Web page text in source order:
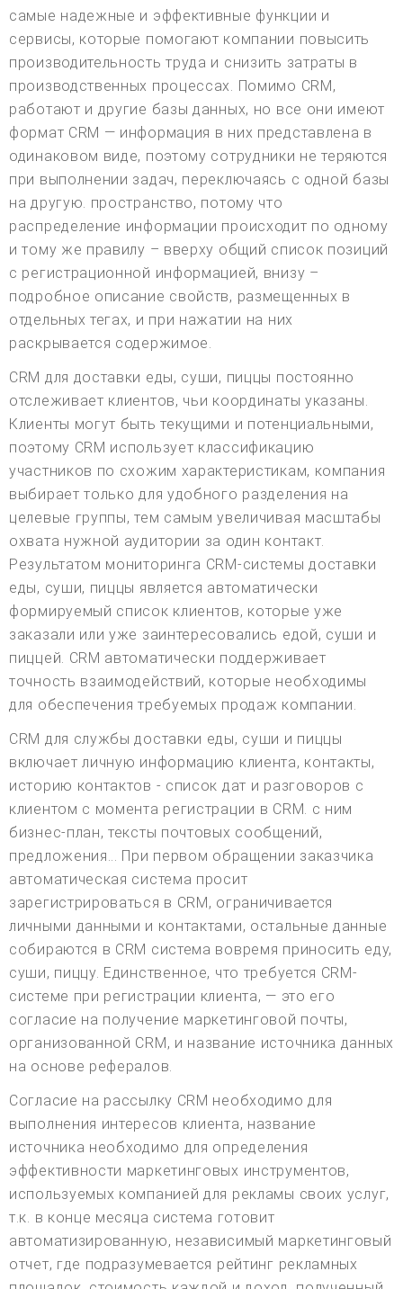
самые надежные и эффективные функции и
сервисы, которые помогают компании повысить
производительность труда и снизить затраты в
производственных процессах. Помимо CRM,
работают и другие базы данных, но все они имеют
формат CRM — информация в них представлена в
одинаковом виде, поэтому сотрудники не теряются
при выполнении задач, переключаясь с одной базы
на другую. пространство, потому что
распределение информации происходит по одному
и тому же правилу – вверху общий список позиций
с регистрационной информацией, внизу –
подробное описание свойств, размещенных в
отдельных тегах, и при нажатии на них
раскрывается содержимое.
CRM для доставки еды, суши, пиццы постоянно
отслеживает клиентов, чьи координаты указаны.
Клиенты могут быть текущими и потенциальными,
поэтому CRM использует классификацию
участников по схожим характеристикам, компания
выбирает только для удобного разделения на
целевые группы, тем самым увеличивая масштабы
охвата нужной аудитории за один контакт.
Результатом мониторинга CRM-системы доставки
еды, суши, пиццы является автоматически
формируемый список клиентов, которые уже
заказали или уже заинтересовались едой, суши и
пиццей. CRM автоматически поддерживает
точность взаимодействий, которые необходимы
для обеспечения требуемых продаж компании.
CRM для службы доставки еды, суши и пиццы
включает личную информацию клиента, контакты,
историю контактов - список дат и разговоров с
клиентом с момента регистрации в CRM. с ним
бизнес-план, тексты почтовых сообщений,
предложения... При первом обращении заказчика
автоматическая система просит
зарегистрироваться в CRM, ограничивается
личными данными и контактами, остальные данные
собираются в CRM система вовремя приносить еду,
суши, пиццу. Единственное, что требуется CRM-
системе при регистрации клиента, — это его
согласие на получение маркетинговой почты,
организованной CRM, и название источника данных
на основе рефералов.
Согласие на рассылку CRM необходимо для
выполнения интересов клиента, название
источника необходимо для определения
эффективности маркетинговых инструментов,
используемых компанией для рекламы своих услуг,
т.к. в конце месяца система готовит
автоматизированную, независимый маркетинговый
отчет, где подразумевается рейтинг рекламных